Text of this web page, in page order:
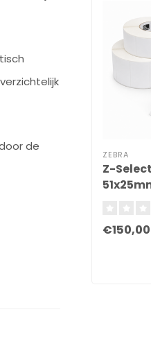
de
ZEBRA
Z-
€150,00